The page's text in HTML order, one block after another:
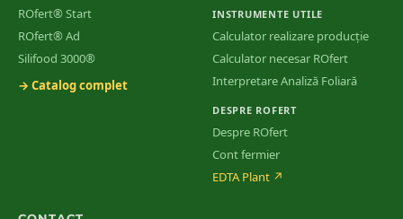
ROfert® Start
ROfert® Ad
Silifood 3000®
→ Catalog complet
INSTRUMENTE UTILE
Calculator realizare producție
Calculator necesar ROfert
Interpretare Analiză Foliară
DESPRE ROFERT
Despre ROfert
Cont fermier
EDTA Plant ↗